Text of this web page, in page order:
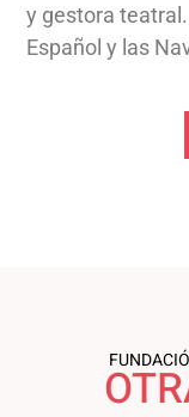
y gestora
Español y las